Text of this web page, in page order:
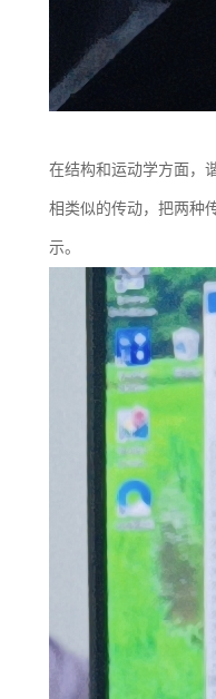
在结构和运动学方面，
相类似的传动，把两种
示。